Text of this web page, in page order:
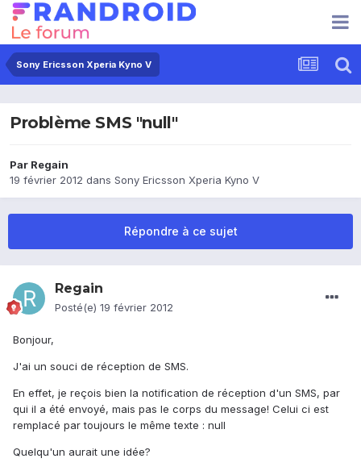
Sony Ericsson Xperia Kyno V
Problème SMS "null"
Par Regain
19 février 2012 dans Sony Ericsson Xperia Kyno V
Répondre à ce sujet
Regain
Posté(e) 19 février 2012
Bonjour,
J'ai un souci de réception de SMS.
En effet, je reçois bien la notification de réception d'un SMS, par
qui il a été envoyé, mais pas le corps du message! Celui ci est
remplacé par toujours le même texte : null
Quelqu'un aurait une idée?